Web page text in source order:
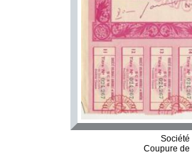
Société
Coupure de